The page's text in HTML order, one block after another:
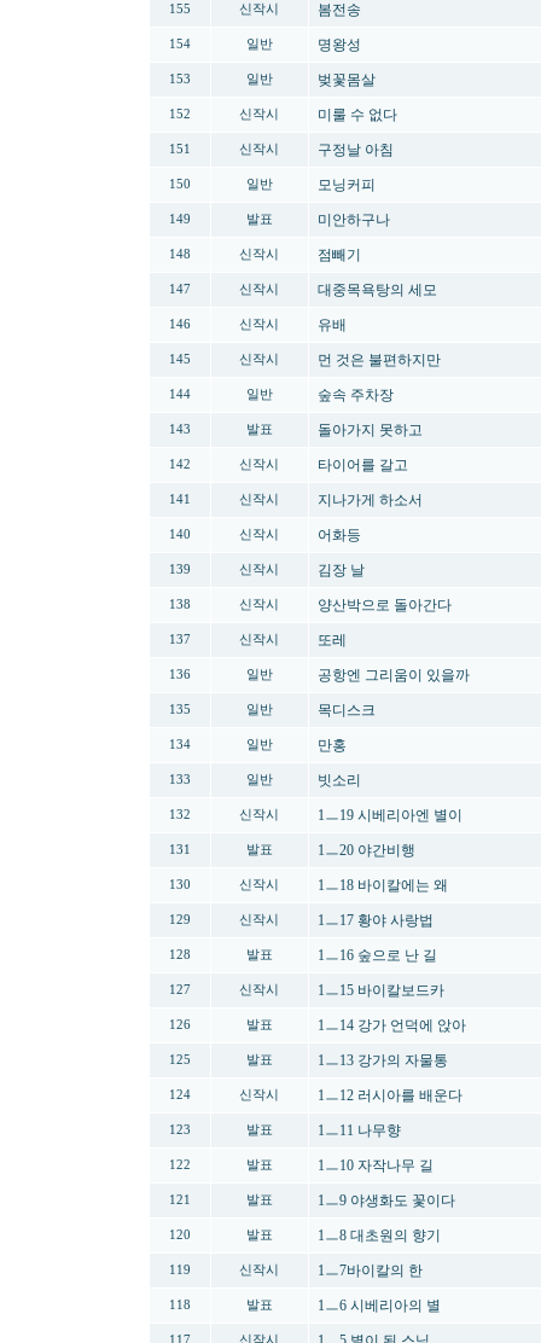
155 신작시 봄전송
154 일반 명왕성
153 일반 벚꽃몸살
152 신작시 미룰 수 없다
151 신작시 구정날 아침
150 일반 모닝커피
149 발표 미안하구나
148 신작시 점빼기
147 신작시 대중목욕탕의 세모
146 신작시 유배
145 신작시 먼 것은 불편하지만
144 일반 숲속 주차장
143 발표 돌아가지 못하고
142 신작시 타이어를 갈고
141 신작시 지나가게 하소서
140 신작시 어화등
139 신작시 김장 날
138 신작시 양산박으로 돌아간다
137 신작시 또레
136 일반 공항엔 그리움이 있을까
135 일반 목디스크
134 일반 만홍
133 일반 빗소리
132 신작시 1ㅡ19 시베리아엔 별이
131 발표 1ㅡ20 야간비행
130 신작시 1ㅡ18 바이칼에는 왜
129 신작시 1ㅡ17 황야 사랑법
128 발표 1ㅡ16 숲으로 난 길
127 신작시 1ㅡ15 바이칼보드카
126 발표 1ㅡ14 강가 언덕에 앉아
125 발표 1ㅡ13 강가의 자물통
124 신작시 1ㅡ12 러시아를 배운다
123 발표 1ㅡ11 나무향
122 발표 1ㅡ10 자작나무 길
121 발표 1ㅡ9 야생화도 꽃이다
120 발표 1ㅡ8 대초원의 향기
119 신작시 1ㅡ7바이칼의 한
118 발표 1ㅡ6 시베리아의 별
117 신작시